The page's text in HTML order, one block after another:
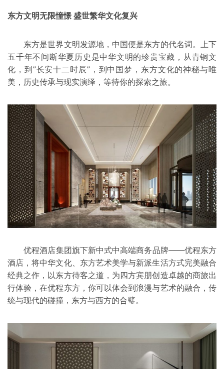
东方文明无限憧憬 盛世繁华文化复兴
东方是世界文明发源地，中国便是东方的代名词。上下
五千年不间断华夏历史是中华文明的珍贵宝藏，从青铜文
化，到”长安十二时辰”，到中国梦，东方文化的神秘与唯
美，历史传承与现实演绎，等待你的探索之旅。
优程酒店集团旗下新中式中高端商务品牌——优程东方
酒店，将中华文化、东方艺术美学与新派生活方式完美融合
经典之作，以东方待客之道，为四方宾朋创造卓越的商旅出
行体验，在优程东方，你可以体会到浪漫与艺术的融合，传
统与现代的碰撞，东方与西方的合璧。